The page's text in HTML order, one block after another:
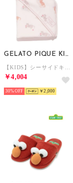
GELATO PIQUE KIDS & BABY
￥4,004
30% ￥2,000